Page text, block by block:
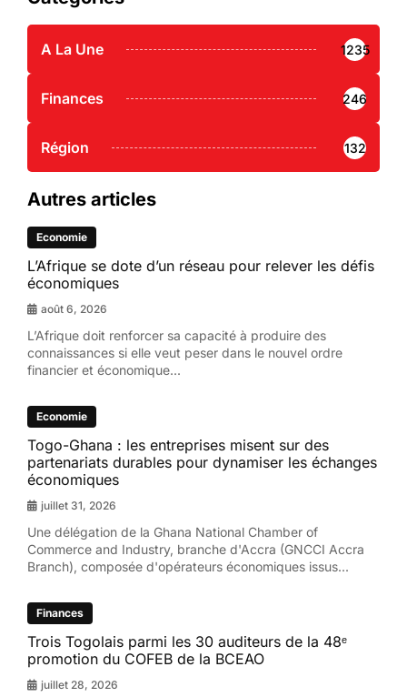
A La Une 1235
Finances 246
Région 132
Autres articles
Economie
L’Afrique se dote d’un réseau pour relever les défis
économiques
août 6, 2026
L’Afrique doit renforcer sa capacité à produire des
connaissances si elle veut peser dans le nouvel ordre
financier et économique...
Economie
Togo-Ghana : les entreprises misent sur des
partenariats durables pour dynamiser les échanges
économiques
juillet 31, 2026
Une délégation de la Ghana National Chamber of
Commerce and Industry, branche d'Accra (GNCCI Accra
Branch), composée d'opérateurs économiques issus...
Finances
Trois Togolais parmi les 30 auditeurs de la 48ᵉ
promotion du COFEB de la BCEAO
juillet 28, 2026